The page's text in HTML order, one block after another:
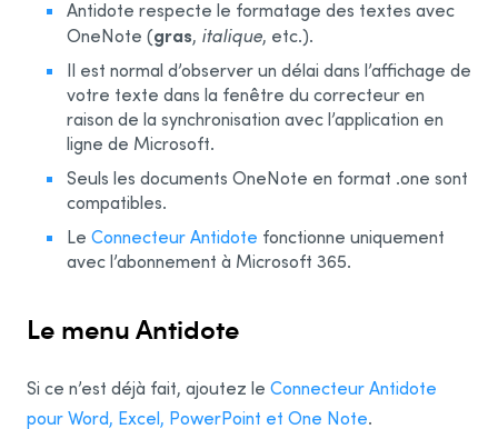
Word
Word pour le Web
Excel
Excel pour le Web
PowerPoint
OneNote pour le Web
Visual Studio Code
Outlook
Antidote respecte le formatage des textes avec
OneNote (gras, italique, etc.).
Il est normal d’observer un délai dans l’affichage de
votre texte dans la fenêtre du correcteur en
raison de la synchronisation avec l’application en
ligne de Microsoft.
Seuls les documents OneNote en format .one sont
compatibles.
Le Connecteur Antidote fonctionne uniquement
avec l’abonnement à Microsoft 365.
Le menu Antidote
Si ce n’est déjà fait, ajoutez le Connecteur Antidote
pour Word, Excel, PowerPoint et One Note.